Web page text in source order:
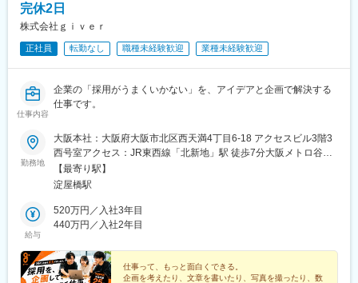
完休2日
株式会社ｇｉｖｅｒ
正社員 転勤なし 職種未経験歓迎 業種未経験歓迎
仕事内容
企業の「採用がうまくいかない」を、アイデアと企画で解決する
仕事です。
勤務地
大阪本社：大阪府大阪市北区西天満4丁目6-18 アクセスビル3階3
西号室アクセス：JR東西線「北新地」駅 徒歩7分大阪メトロ谷町
線「東梅田」駅 徒歩9分大阪メトロ堺筋線／谷町線「南森町」駅
徒歩9分大阪メトロ御堂筋線「淀屋橋」駅 徒歩10分京阪本線「北
【最寄り駅】
淀屋橋駅
給与
520万円／入社3年目
440万円／入社2年目
仕事って、もっと面白くできる。
企画を考えたり、文章を書いたり、写真を撮ったり、数